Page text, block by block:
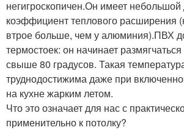
негигроскопичен.Он имеет небольшой
коэффициент теплового расширения
втрое больше, чем у алюминия).ПВХ
термостоек: он начинает
свыше 80 градусов. Такая
труднодостижима даже при
на кухне жарким летом.
Что это означает для нас с
применительно к потолку?